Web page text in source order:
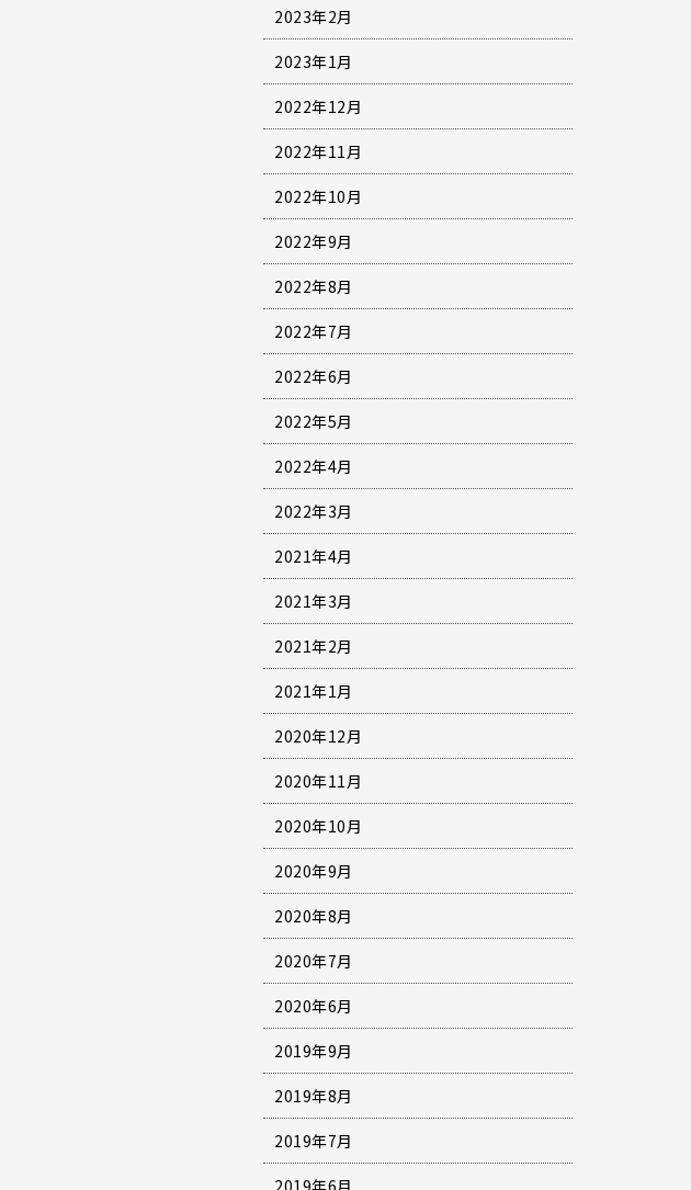
2023年2月
2023年1月
2022年12月
2022年11月
2022年10月
2022年9月
2022年8月
2022年7月
2022年6月
2022年5月
2022年4月
2022年3月
2021年4月
2021年3月
2021年2月
2021年1月
2020年12月
2020年11月
2020年10月
2020年9月
2020年8月
2020年7月
2020年6月
2019年9月
2019年8月
2019年7月
2019年6月